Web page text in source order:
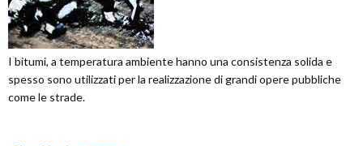
I bitumi, a temperatura ambiente hanno una consistenza solida e
spesso sono utilizzati per la realizzazione di grandi opere pubbliche
come le strade.